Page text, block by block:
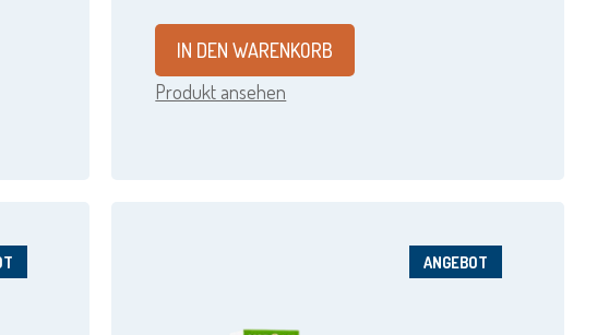
IN DEN WARENKORB
Produkt ansehen
ANGEBOT